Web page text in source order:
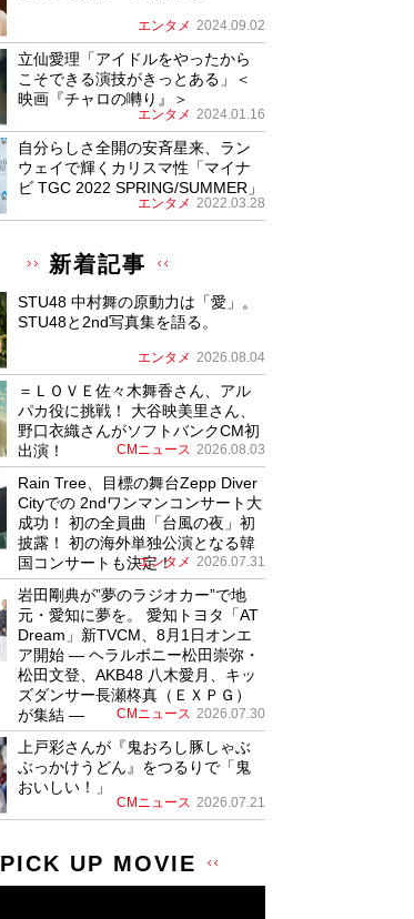
エンタメ 2024.09.02
立仙愛理「アイドルをやったから
こそできる演技がきっとある」＜
映画『チャロの囀り』＞
エンタメ 2024.01.16
自分らしさ全開の安斉星来、ラン
ウェイで輝くカリスマ性「マイナ
ビ TGC 2022 SPRING/SUMMER」
エンタメ 2022.03.28
新着記事
STU48 中村舞の原動力は「愛」。
STU48と2nd写真集を語る。
エンタメ 2026.08.04
＝ＬＯＶＥ佐々木舞香さん、アル
パカ役に挑戦！ 大谷映美里さん、
野口衣織さんがソフトバンクCM初
出演！
CMニュース 2026.08.03
Rain Tree、目標の舞台Zepp Diver
Cityでの 2ndワンマンコンサート大
成功！ 初の全員曲「台風の夜」初
披露！ 初の海外単独公演となる韓
国コンサートも決定！
エンタメ 2026.07.31
岩田剛典が”夢のラジオカー”で地
元・愛知に夢を。 愛知トヨタ「AT
Dream」新TVCM、8月1日オンエ
ア開始 ― ヘラルボニー松田崇弥・
松田文登、AKB48 八木愛月、キッ
ズダンサー長瀬柊真（ＥＸＰＧ）
が集結 ―
CMニュース 2026.07.30
上戸彩さんが『鬼おろし豚しゃぶ
ぶっかけうどん』をつるりで「鬼
おいしい！」
CMニュース 2026.07.21
PICK UP MOVIE